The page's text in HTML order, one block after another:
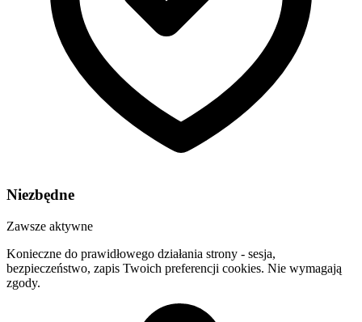
Niezbędne
Zawsze aktywne
Konieczne do prawidłowego działania strony - sesja,
bezpieczeństwo, zapis Twoich preferencji cookies. Nie wymagają
zgody.